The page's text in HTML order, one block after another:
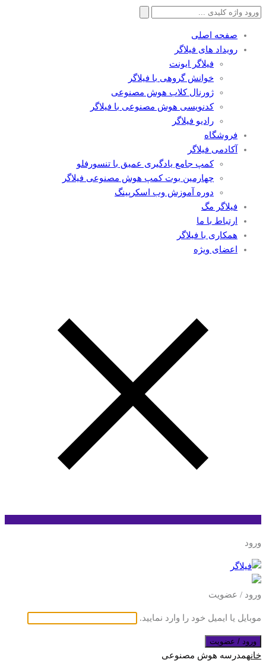
جستجو
صفحه اصلی
رویداد های فیلاگر
فیلاگر ایونت
خوانش گروهی با فیلاگر
ژورنال کلاب هوش مصنوعی
کدنویسی هوش مصنوعی با فیلاگر
رادیو فیلاگر
فروشگاه
آکادمی فیلاگر
کمپ جامع یادگیری عمیق با تنسورفلو
چهارمین بوت کمپ هوش مصنوعی فیلاگر
دوره آموزش وب اسکرپینگ
فیلاگر مگ
ارتباط با ما
همکاری با فیلاگر
اعضای ویژه
ورود
ورود / عضویت
موبایل یا ایمیل خود را وارد نمایید.
ورود / عضویت
خانهمدرسه هوش مصنوعی